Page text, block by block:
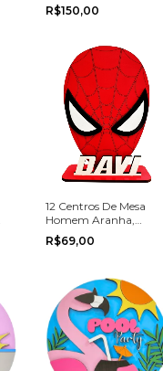
Aniversário
R$150,00
12 Centros De Mesa
Homem Aranha,
Spider Man
R$69,00